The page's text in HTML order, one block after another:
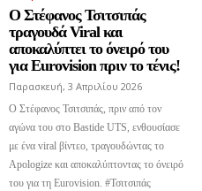
Ο Στέφανος Τσιτσιπάς
τραγουδά Viral και
αποκαλύπτει το όνειρό του
για Eurovision πριν το τένις!
Παρασκευή, 3 Απριλίου 2026
Ο Στέφανος Τσιτσιπάς, πριν από τον
αγώνα του στο Bastide UTS, ενθουσίασε
με ένα viral βίντεο, τραγουδώντας το
Apologize και αποκαλύπτοντας το όνειρό
του για τη Eurovision. #Τσιτσιπάς